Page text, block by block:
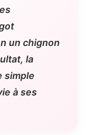
un chignon
la
simple
à ses